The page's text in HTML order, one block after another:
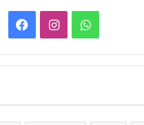
FacebookInstagramWhatsApp